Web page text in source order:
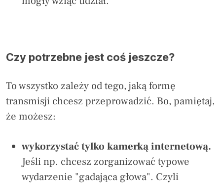
Czy potrzebne jest coś jeszcze?
To wszystko zależy od tego, jaką formę
transmisji chcesz przeprowadzić. Bo, pamiętaj,
że możesz:
wykorzystać tylko kamerką internetową.
Jeśli np. chcesz zorganizować typowe
wydarzenie "gadająca głowa". Czyli